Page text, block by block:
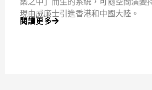
築之中」而生的系統，可隨空間演變
現由威廉士引進香港和中國大陸。
閱讀更多